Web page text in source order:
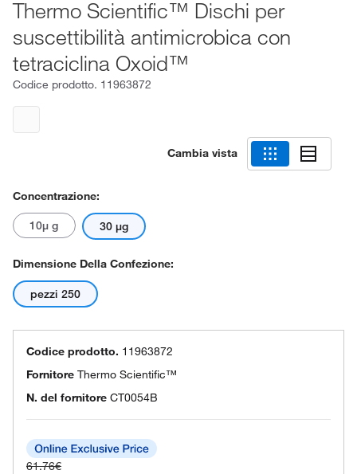
Thermo Scientific™ Dischi per
suscettibilità antimicrobica con
tetraciclina Oxoid™
Codice prodotto. 11963872
Cambia vista
Concentrazione:
10μ g 30 µg
Dimensione Della Confezione:
pezzi 250
Codice prodotto. 11963872
Fornitore Thermo Scientific™
N. del fornitore CT0054B
61.76€